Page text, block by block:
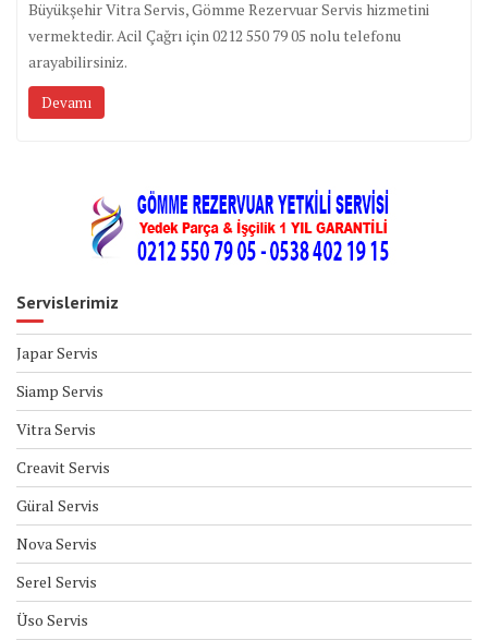
Büyükşehir Vitra Servis, Gömme Rezervuar Servis hizmetini
vermektedir. Acil Çağrı için 0212 550 79 05 nolu telefonu
arayabilirsiniz.
Devamı
Servislerimiz
Japar Servis
Siamp Servis
Vitra Servis
Creavit Servis
Güral Servis
Nova Servis
Serel Servis
Üso Servis